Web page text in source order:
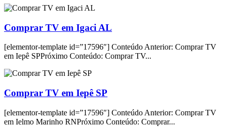
Comprar TV em Igaci AL
[elementor-template id=”17596″] Conteúdo Anterior: Comprar TV
em Iepê SPPróximo Conteúdo: Comprar TV...
Comprar TV em Iepê SP
[elementor-template id=”17596″] Conteúdo Anterior: Comprar TV
em Ielmo Marinho RNPróximo Conteúdo: Comprar...